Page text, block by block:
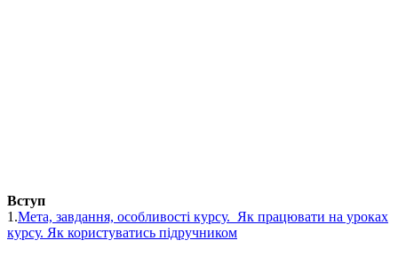
Вступ
1.Мета, завдання, особливості курсу. Як працювати на уроках
курсу. Як користуватись підручником